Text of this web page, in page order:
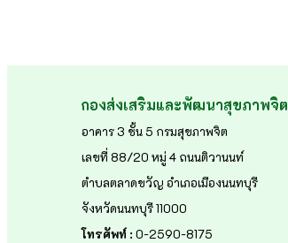
กองส่งเสริมและพัฒนาสุขภาพจิต
อาคาร 3 ชั้น 5 กรมสุขภาพจิต
เลขที่ 88/20 หมู่ 4 ถนนติวานนท์
ตำบลตลาดขวัญ อำเภอเมืองนนทบุรี
จังหวัดนนทบุรี 11000
โทรศัพท์ : 0-2590-8175